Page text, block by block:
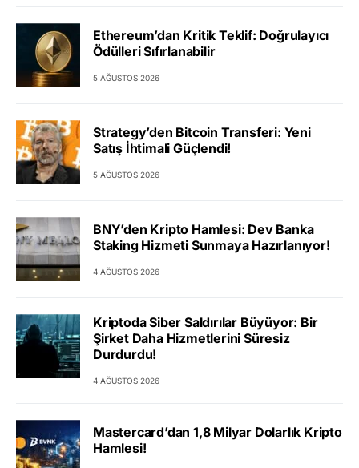
Ethereum’dan Kritik Teklif: Doğrulayıcı
Ödülleri Sıfırlanabilir
5 AĞUSTOS 2026
Strategy’den Bitcoin Transferi: Yeni
Satış İhtimali Güçlendi!
5 AĞUSTOS 2026
BNY’den Kripto Hamlesi: Dev Banka
Staking Hizmeti Sunmaya Hazırlanıyor!
4 AĞUSTOS 2026
Kriptoda Siber Saldırılar Büyüyor: Bir
Şirket Daha Hizmetlerini Süresiz
Durdurdu!
4 AĞUSTOS 2026
Mastercard’dan 1,8 Milyar Dolarlık Kripto
Hamlesi!